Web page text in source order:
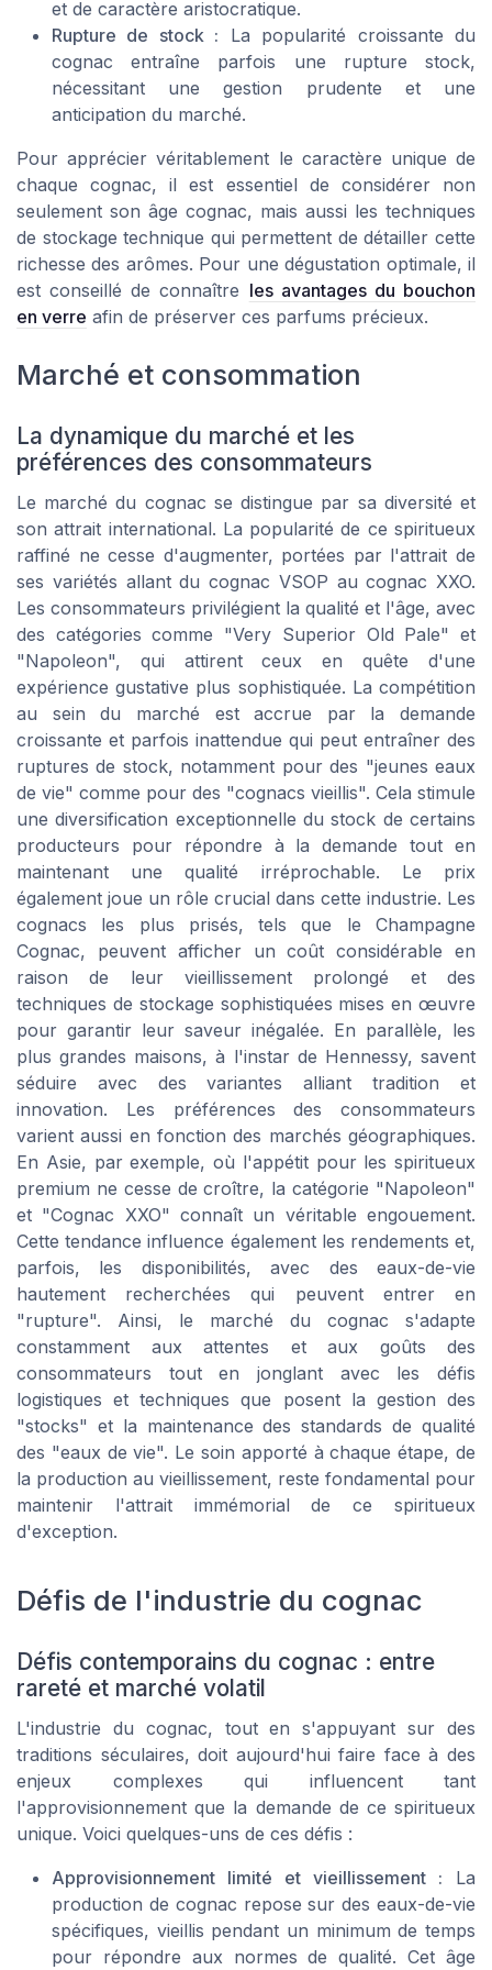
et de caractère aristocratique.
Rupture de stock : La popularité croissante du
cognac entraîne parfois une rupture stock,
nécessitant une gestion prudente et une
anticipation du marché.
Pour apprécier véritablement le caractère unique de
chaque cognac, il est essentiel de considérer non
seulement son âge cognac, mais aussi les techniques
de stockage technique qui permettent de détailler cette
richesse des arômes. Pour une dégustation optimale, il
est conseillé de connaître les avantages du bouchon
en verre afin de préserver ces parfums précieux.
Marché et consommation
La dynamique du marché et les
préférences des consommateurs
Le marché du cognac se distingue par sa diversité et
son attrait international. La popularité de ce spiritueux
raffiné ne cesse d'augmenter, portées par l'attrait de
ses variétés allant du cognac VSOP au cognac XXO.
Les consommateurs privilégient la qualité et l'âge, avec
des catégories comme "Very Superior Old Pale" et
"Napoleon", qui attirent ceux en quête d'une
expérience gustative plus sophistiquée. La compétition
au sein du marché est accrue par la demande
croissante et parfois inattendue qui peut entraîner des
ruptures de stock, notamment pour des "jeunes eaux
de vie" comme pour des "cognacs vieillis". Cela stimule
une diversification exceptionnelle du stock de certains
producteurs pour répondre à la demande tout en
maintenant une qualité irréprochable. Le prix
également joue un rôle crucial dans cette industrie. Les
cognacs les plus prisés, tels que le Champagne
Cognac, peuvent afficher un coût considérable en
raison de leur vieillissement prolongé et des
techniques de stockage sophistiquées mises en œuvre
pour garantir leur saveur inégalée. En parallèle, les
plus grandes maisons, à l'instar de Hennessy, savent
séduire avec des variantes alliant tradition et
innovation. Les préférences des consommateurs
varient aussi en fonction des marchés géographiques.
En Asie, par exemple, où l'appétit pour les spiritueux
premium ne cesse de croître, la catégorie "Napoleon"
et "Cognac XXO" connaît un véritable engouement.
Cette tendance influence également les rendements et,
parfois, les disponibilités, avec des eaux-de-vie
hautement recherchées qui peuvent entrer en
"rupture". Ainsi, le marché du cognac s'adapte
constamment aux attentes et aux goûts des
consommateurs tout en jonglant avec les défis
logistiques et techniques que posent la gestion des
"stocks" et la maintenance des standards de qualité
des "eaux de vie". Le soin apporté à chaque étape, de
la production au vieillissement, reste fondamental pour
maintenir l'attrait immémorial de ce spiritueux
d'exception.
Défis de l'industrie du cognac
Défis contemporains du cognac : entre
rareté et marché volatil
L'industrie du cognac, tout en s'appuyant sur des
traditions séculaires, doit aujourd'hui faire face à des
enjeux complexes qui influencent tant
l'approvisionnement que la demande de ce spiritueux
unique. Voici quelques-uns de ces défis :
Approvisionnement limité et vieillissement : La
production de cognac repose sur des eaux-de-vie
spécifiques, vieillis pendant un minimum de temps
pour répondre aux normes de qualité. Cet âge